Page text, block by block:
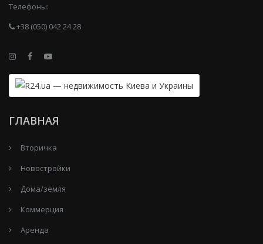
Телефоны:
+38 (050) 042 24 28
ГЛАВНАЯ
Вторичка
Новостройки
Дома/земля
Коммерция
Аренда